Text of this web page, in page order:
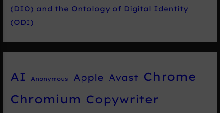
(DIO) and the Ontology of Digital Identity
(ODI)
AI Anonymous Apple Avast
Chrome
Chromium Copywriter